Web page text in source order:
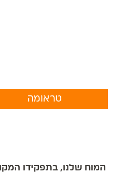
המוח שלנו, בתפקידו
טראומה